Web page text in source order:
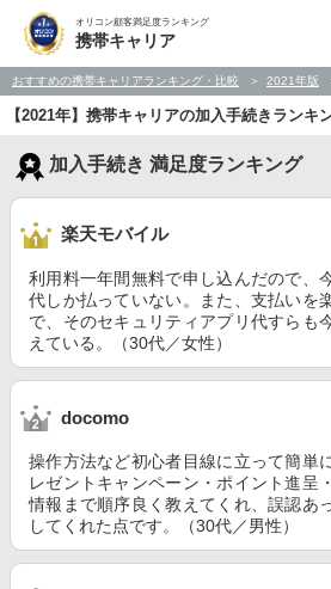
オリコン顧客満足度ランキング
携帯キャリア
おすすめの携帯キャリアランキング・比較 2021年版
【2021年】携帯キャリアの加入手続きランキ
加入手続き 満足度ランキング
楽天モバイル
利用料一年間無料で申し込んだので、
代しか払っていない。また、支払いを
で、そのセキュリティアプリ代すらも
えている。（30代／女性）
docomo
操作方法など初心者目線に立って簡単
レゼントキャンペーン・ポイント進呈
情報まで順序良く教えてくれ、誤認あ
してくれた点です。（30代／男性）